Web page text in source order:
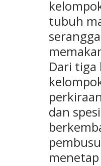
tubuh
Dari tiga
dan